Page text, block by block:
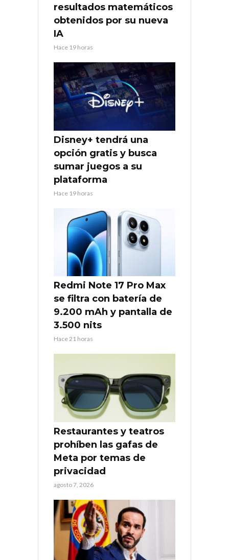
resultados matemáticos
obtenidos por su nueva
IA
Hace 19 horas
Disney+ tendrá una
opción gratis y busca
sumar juegos a su
plataforma
Hace 19 horas
Redmi Note 17 Pro Max
se filtra con batería de
9.200 mAh y pantalla de
3.500 nits
Hace 21 horas
Restaurantes y teatros
prohíben las gafas de
Meta por temas de
privacidad
agosto 7, 2026